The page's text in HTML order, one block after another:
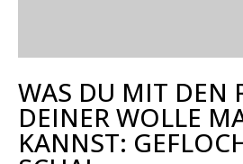
WAS DU MIT DEN
DEINER WOLLE
KANNST: